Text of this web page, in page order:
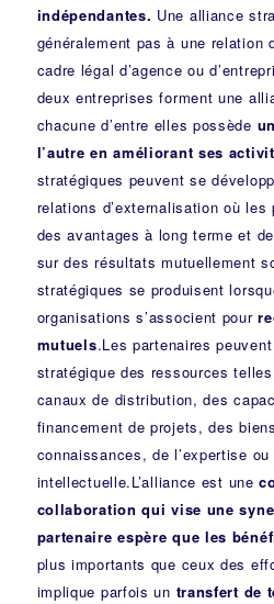
indépendantes. Une alliance
généralement pas à une relation
cadre légal d’agence ou
deux entreprises forment une
chacune d’entre elles possède
l’autre en améliorant ses
stratégiques peuvent se
relations d’externalisation où
des avantages à long terme et
sur des résultats mutuellement
stratégiques se produisent
organisations s’associent pour
mutuels.Les partenaires
stratégique des ressources
canaux de distribution, des
financement de projets, des
connaissances, de l’expertise
intellectuelle.L’alliance est une
collaboration qui vise une
partenaire espère que les
plus importants que ceux des
implique parfois un transfert de